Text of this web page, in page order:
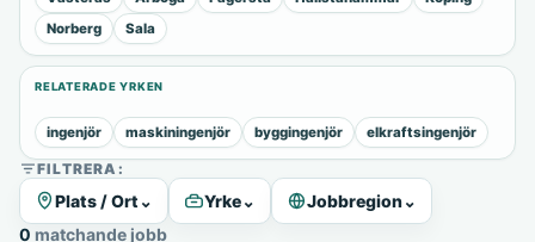
Norberg
Sala
RELATERADE YRKEN
ingenjör maskiningenjör byggingenjör elkraftsingenjör
FILTRERA:
Plats / Ort ⌄ Yrke⌄ Jobbregion⌄
0 matchande jobb